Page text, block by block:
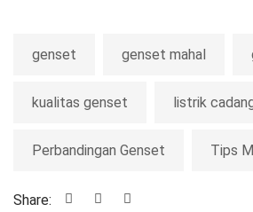
genset genset mahal
kualitas genset listrik
Perbandingan Genset Tips
Share: